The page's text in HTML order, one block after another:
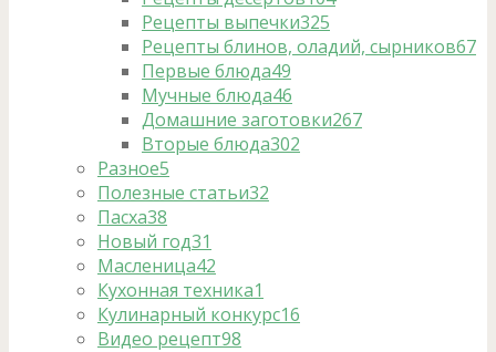
Рецепты выпечки325
Рецепты блинов, оладий, сырников67
Первые блюда49
Мучные блюда46
Домашние заготовки267
Вторые блюда302
Разное5
Полезные статьи32
Пасха38
Новый год31
Масленица42
Кухонная техника1
Кулинарный конкурс16
Видео рецепт98